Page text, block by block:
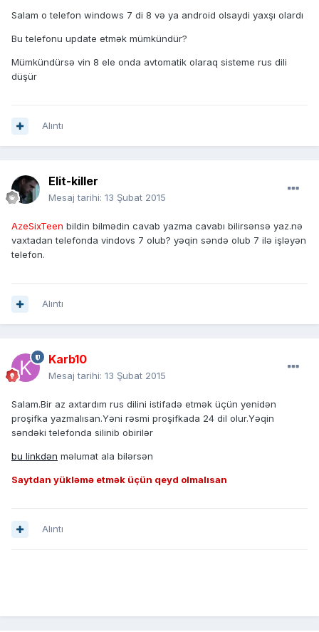
Salam o telefon windows 7 di 8 və ya android olsaydi yaxşı olardı
Bu telefonu update etmək mümkündür?
Mümkündürsə vin 8 ele onda avtomatik olaraq sisteme rus dili
düşür
Alıntı
Elit-killer
Mesaj tarihi: 13 Şubat 2015
AzeSixTeen bildin bilmədin cavab yazma cavabı bilirsənsə yaz.nə
vaxtadan telefonda vindovs 7 olub? yəqin səndə olub 7 ilə işləyən
telefon.
Alıntı
Karb10
Mesaj tarihi: 13 Şubat 2015
Salam.Bir az axtardım rus dilini istifadə etmək üçün yenidən
proşifka yazmalısan.Yəni rəsmi proşifkada 24 dil olur.Yəqin
səndəki telefonda silinib obirilər
bu linkdən məlumat ala bilərsən
Saytdan yükləmə etmək üçün qeyd olmalısan
Alıntı